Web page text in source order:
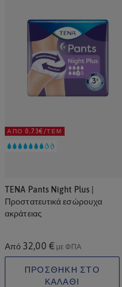
ΑΠΌ 0,73€/ΤΕΜ
TENA Pants Night Plus |
Προστατευτικά εσώρουχα
ακράτειας
Από 32,00 € με ΦΠΑ
ΠΡΟΣΘΗΚΗ ΣΤΟ
ΚΑΛΑΘΙ